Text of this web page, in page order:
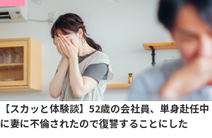
【スカッと体験談】52歳の会社員、単身赴任中
に妻に不倫されたので復讐することにした